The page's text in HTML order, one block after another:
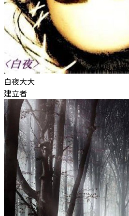
白夜大大
建立者